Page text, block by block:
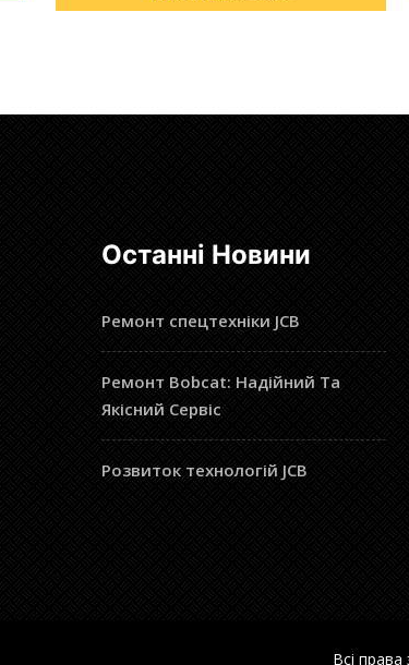
Останні Новини
Ремонт спецтехніки JCB
Ремонт Bobcat: Надійний Та
Якісний Сервіс
Розвиток технологій JCB
Всі права